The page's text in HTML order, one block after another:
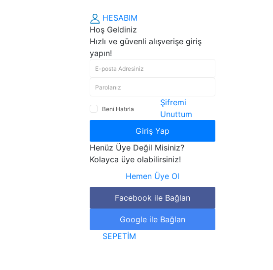
HESABIM
Hoş Geldiniz
Hızlı ve güvenli alışverişe giriş
yapın!
Beni Hatırla
Şifremi
Unuttum
Giriş Yap
Henüz Üye Değil Misiniz?
Kolayca üye olabilirsiniz!
Hemen Üye Ol
Facebook ile Bağlan
Google ile Bağlan
SEPETİM